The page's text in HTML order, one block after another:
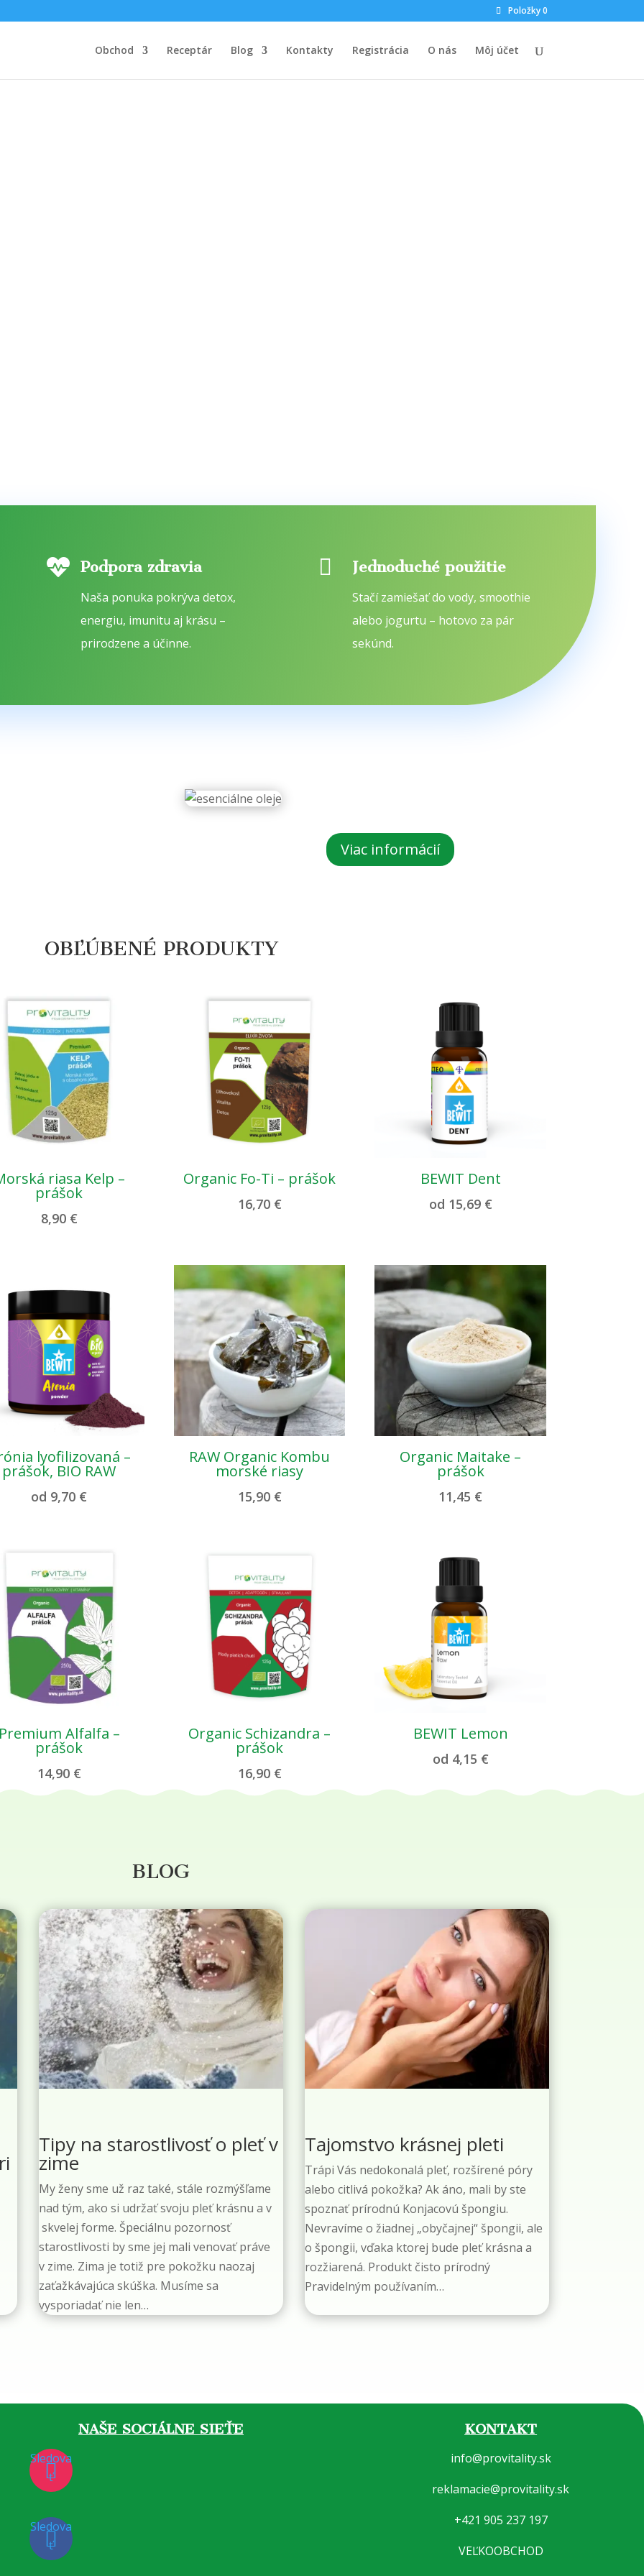
Položky 0
Obchod Receptár Blog Kontakty Registrácia O nás Môj účet
 Podpora zdravia
Naša ponuka pokrýva detox,
energiu, imunitu aj krásu –
prirodzene a účinne.
 Jednoduché použitie
Stačí zamiešať do vody, smoothie
alebo jogurtu – hotovo za pár
sekúnd.
Viac informácií
OBĽÚBENÉ PRODUKTY
riasa Kelp –
prášok
8,90 €
Organic Fo-Ti – prášok
16,70 €
BEWIT Dent
od 15,69 €
lyofilizovaná –
prášok, BIO RAW
od 9,70 €
RAW Organic Kombu
morské riasy
15,90 €
Organic Maitake –
prášok
11,45 €
Premium Alfalfa –
prášok
14,90 €
Organic Schizandra –
prášok
16,90 €
BEWIT Lemon
od 4,15 €
BLOG
Tipy na starostlivosť o pleť v
zime
My ženy sme už raz také, stále rozmýšľame
nad tým, ako si udržať svoju pleť krásnu a v
skvelej forme. Špeciálnu pozornosť
starostlivosti by sme jej mali venovať práve
v zime. Zima je totiž pre pokožku naozaj
zaťažkávajúca skúška. Musíme sa
vysporiadať nie len…
Tajomstvo krásnej pleti
Trápi Vás nedokonalá pleť, rozšírené póry
alebo citlivá pokožka? Ak áno, mali by ste
spoznať prírodnú Konjacovú špongiu.
Nevravíme o žiadnej „obyčajnej“ špongii, ale
o špongii, vďaka ktorej bude pleť krásna a
rozžiarená. Produkt čisto prírodný
Pravidelným používaním…
NAŠE SOCIÁLNE SIEŤE
Sledova
ť
Sledova
ť
KONTAKT
info@provitality.sk
reklamacie@provitality.sk
+421 905 237 197
VEĽKOOBCHOD